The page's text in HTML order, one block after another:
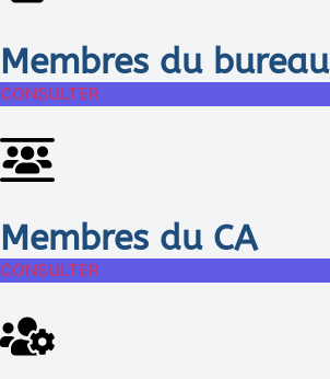
Membres du bureau
CONSULTER
Membres du CA
CONSULTER